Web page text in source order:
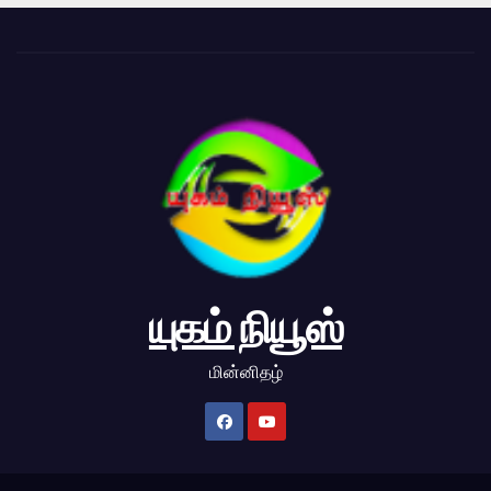
யுகம் நியூஸ்
மின்னிதழ்